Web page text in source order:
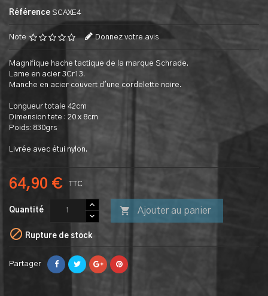
Référence SCAXE4
Note Donnez votre avis
Magnifique hache tactique de la marque Schrade.
Lame en acier 3Cr13.
Manche en acier couvert d'une cordelette noire.
Longueur totale 42cm
Dimension tete : 20 x 8cm
Poids: 830grs
Livrée avec étui nylon.
64,90 € TTC
Quantité  Ajouter au panier
 Rupture de stock
Partager